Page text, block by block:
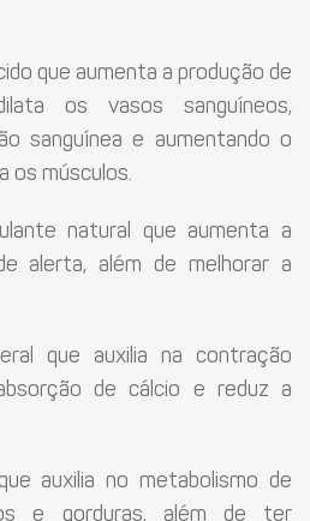
que aumenta a produção de
os vasos sanguíneos,
sanguínea e aumentando o
os músculos.
natural que aumenta a
alerta, além de melhorar a
que auxilia na contração
de cálcio e reduz a
auxilia no metabolismo de
e gorduras, além de ter